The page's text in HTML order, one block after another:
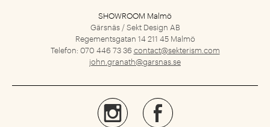
SHOWROOM Malmö
Gärsnäs / Sekt Design AB
Regementsgatan 14211 45 Malmö
Telefon: 070 446 73 36 contact@sekterism.com
john.granath@garsnas.se